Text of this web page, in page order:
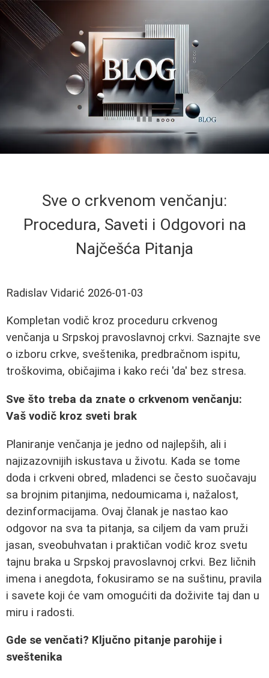
Sve o crkvenom venčanju:
Procedura, Saveti i Odgovori na
Najčešća Pitanja
Radislav Vidarić 2026-01-03
Kompletan vodič kroz proceduru crkvenog
venčanja u Srpskoj pravoslavnoj crkvi. Saznajte sve
o izboru crkve, sveštenika, predbračnom ispitu,
troškovima, običajima i kako reći 'da' bez stresa.
Sve što treba da znate o crkvenom venčanju:
Vaš vodič kroz sveti brak
Planiranje venčanja je jedno od najlepših, ali i
najizazovnijih iskustava u životu. Kada se tome
doda i crkveni obred, mladenci se često suočavaju
sa brojnim pitanjima, nedoumicama i, nažalost,
dezinformacijama. Ovaj članak je nastao kao
odgovor na sva ta pitanja, sa ciljem da vam pruži
jasan, sveobuhvatan i praktičan vodič kroz svetu
tajnu braka u Srpskoj pravoslavnoj crkvi. Bez ličnih
imena i anegdota, fokusiramo se na suštinu, pravila
i savete koji će vam omogućiti da doživite taj dan u
miru i radosti.
Gde se venčati? Ključno pitanje parohije i
sveštenika